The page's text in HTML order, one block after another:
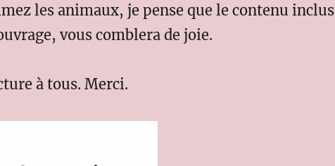
les animaux, je pense que le contenu inclus
vous comblera de joie.
à tous. Merci.